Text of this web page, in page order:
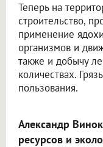
Теперь на
строительство,
применение
организмов и
также и добычу
количествах.
пользования.
Александр
ресурсов и